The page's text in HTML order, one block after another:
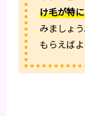
け毛が特
みましょ
もらえばよ